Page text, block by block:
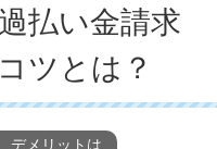
払い金請求
ツとは？
デメリットは